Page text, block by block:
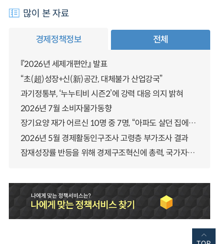
많이 본 자료
경제정책정보 전체
『2026년 세제개편안』 발표
“초(超)성장+신(新)공간, 대체불가 산업강국”
과기정통부, ‘누누티비 시즌2’에 강력 대응 의지 밝혀
2026년 7월 소비자물가동향
장기요양 재가 어르신 10명 중 7명, “아파도 살던 집에서 살겠다” 「2025년 장기요양실태조사」 결과 발표
2026년 5월 경제활동인구조사 고령층 부가조사 결과
잠재성장률 반등을 위해 경제구조혁신에 총력, 국가자산 관리체계 대전환